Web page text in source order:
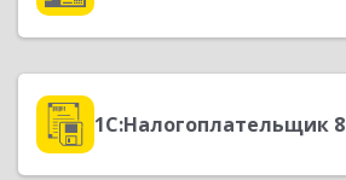
1С:Налогоплательщик 8